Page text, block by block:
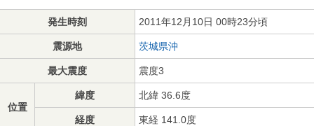
発生時刻 2011年12月10日 00時23分頃
震源地 茨城県沖
最大震度 震度3
位置
緯度 北緯 36.6度
経度 東経 141.0度